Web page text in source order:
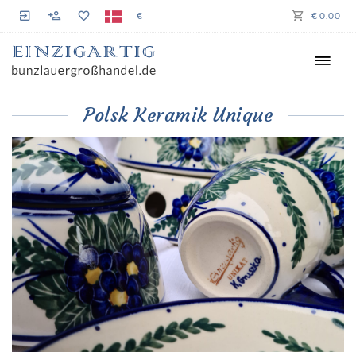
€ € 0.00
Polsk Keramik Unique